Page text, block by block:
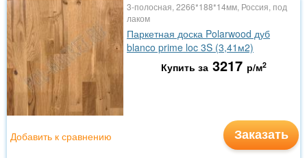
3-полосная, 2266*188*14мм, Россия, под
лаком
Паркетная доска Polarwood дуб
blanco prime loc 3S (3,41м2)
Купить за 3217 р/м2
Заказать
Добавить к сравнению